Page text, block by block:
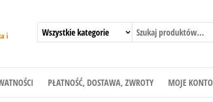
i
PŁATNOŚĆ, DOSTAWA, ZWROTY MOJE KONTO